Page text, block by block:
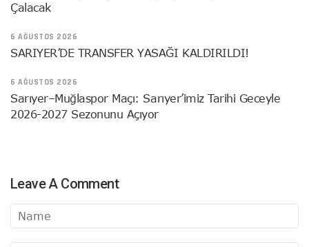
Çalacak
6 AĞUSTOS 2026
SARIYER’DE TRANSFER YASAĞI KALDIRILDI!
6 AĞUSTOS 2026
Sarıyer–Muğlaspor Maçı: Sarıyer’imiz Tarihi Geceyle
2026-2027 Sezonunu Açıyor
Leave A Comment